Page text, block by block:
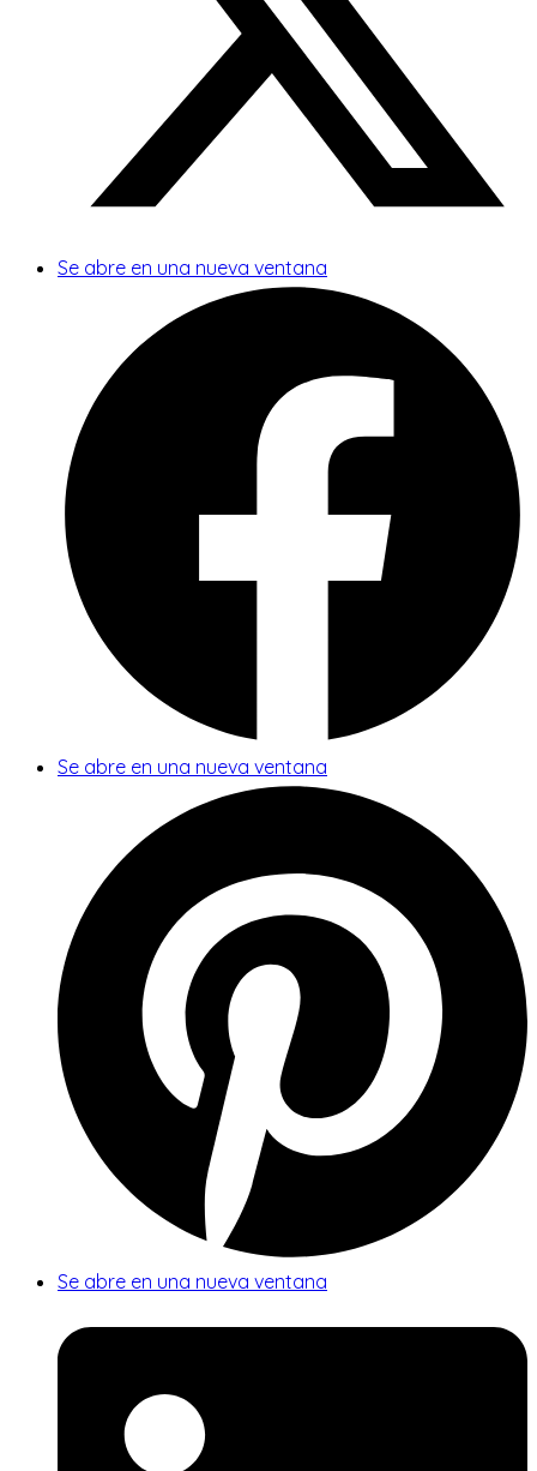
Se abre en una nueva ventana
Se abre en una nueva ventana
Se abre en una nueva ventana